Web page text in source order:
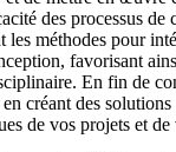
des processus de
les méthodes pour
favorisant
En fin de
créant des
de vos projets et de